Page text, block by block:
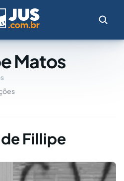
Matos
Fillipe